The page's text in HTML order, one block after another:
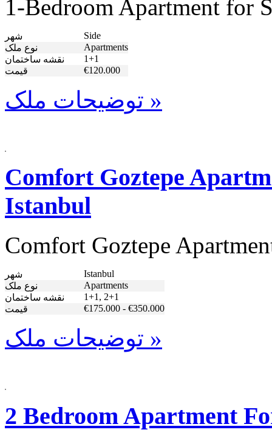
1-Bedroom Apartment for
شهر
Side
نوع ملک
Apartments
نقشه ساختمان
1+1
قیمت
€120.000
توضیحات ملک »
Comfort Goztepe
Istanbul
Comfort Goztepe
شهر
Istanbul
نوع ملک
Apartments
نقشه ساختمان
1+1, 2+1
قیمت
€175.000 - €350.000
توضیحات ملک »
2 Bedroom Apartment